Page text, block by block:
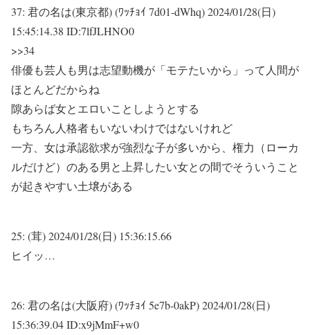
37: 君の名は(東京都) (ﾜｯﾁｮｲ 7d01-dWhq)2024/01/28(日)
15:45:14.38 ID:7lfJLHNO0
>>34
俳優も芸人も男は志望動機が「モテたいから」って人間が
ほとんどだからね
隙あらば女とエロいことしようとする
もちろん人格者もいないわけではないけれど
一方、女は承認欲求が強烈な子が多いから、権力（ローカ
ルだけど）のある男と上昇したい女との間でそういうこと
が起きやすい土壌がある
25: (茸)2024/01/28(日) 15:36:15.66
ヒイッ…
26: 君の名は(大阪府) (ﾜｯﾁｮｲ 5e7b-0akP)2024/01/28(日)
15:36:39.04 ID:x9jMmF+w0